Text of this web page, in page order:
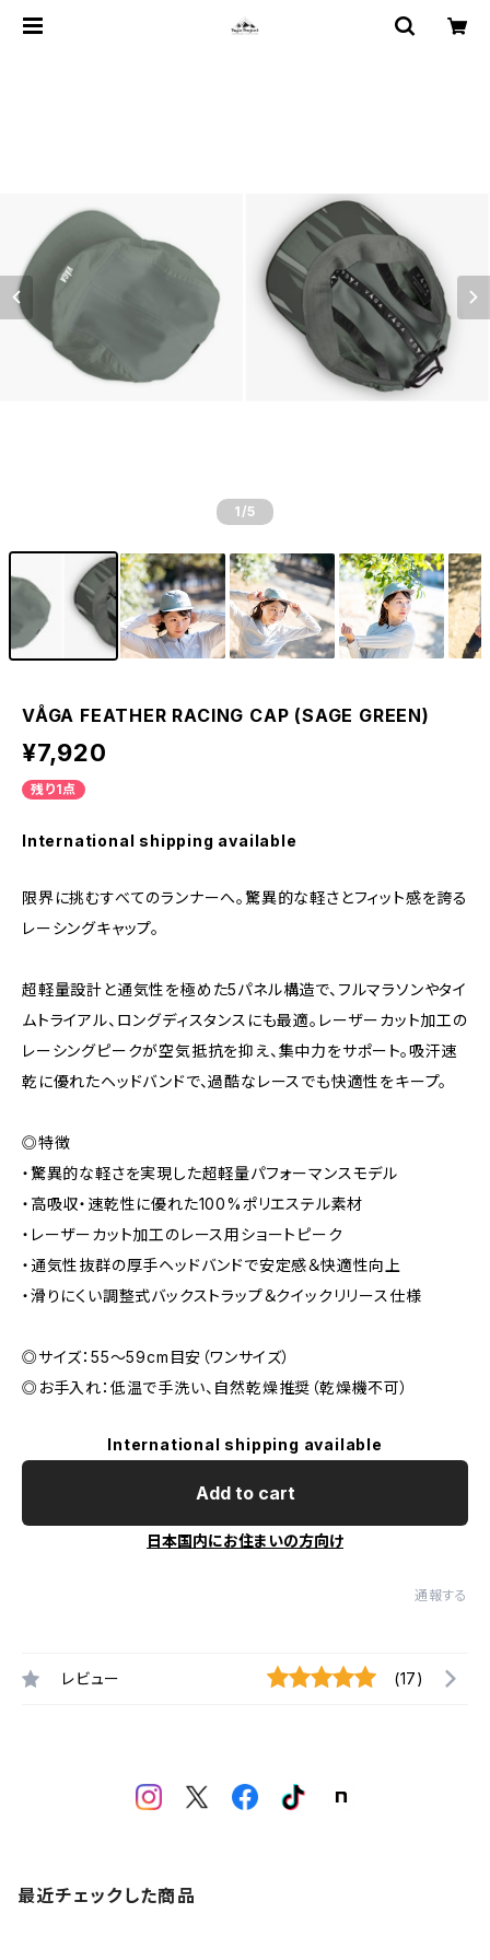
1 /5
VÅGA FEATHER RACING CAP (SAGE GREEN)
¥7,920
残り1点
International shipping available
限界に挑むすべてのランナーへ。驚異的な軽さとフィット感を誇る
レーシングキャップ。
超軽量設計と通気性を極めた5パネル構造で、フルマラソンやタイ
ムトライアル、ロングディスタンスにも最適。レーザーカット加工の
レーシングピークが空気抵抗を抑え、集中力をサポート。吸汗速
乾に優れたヘッドバンドで、過酷なレースでも快適性をキープ。
◎特徴
・驚異的な軽さを実現した超軽量パフォーマンスモデル
・高吸収・速乾性に優れた100%ポリエステル素材
・レーザーカット加工のレース用ショートピーク
・通気性抜群の厚手ヘッドバンドで安定感＆快適性向上
・滑りにくい調整式バックストラップ＆クイックリリース仕様
◎サイズ：55〜59cm目安（ワンサイズ）
◎お手入れ：低温で手洗い、自然乾燥推奨（乾燥機不可）
International shipping available
Add to cart
日本国内にお住まいの方向け
通報する
レビュー (17)
最近チェックした商品